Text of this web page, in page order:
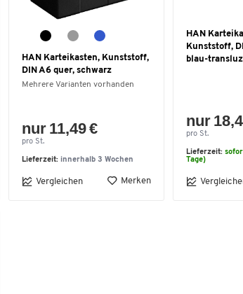
HAN Karteikasten, Kunststoff,
DIN A6 quer, schwarz
Mehrere Varianten vorhanden
nur 11,49 €
pro St.
Lieferzeit: innerhalb 3 Wochen
Vergleichen Merken
HAN
Kunststoff,
blau-
nur
pro St.
Lieferzeit:
Tage)